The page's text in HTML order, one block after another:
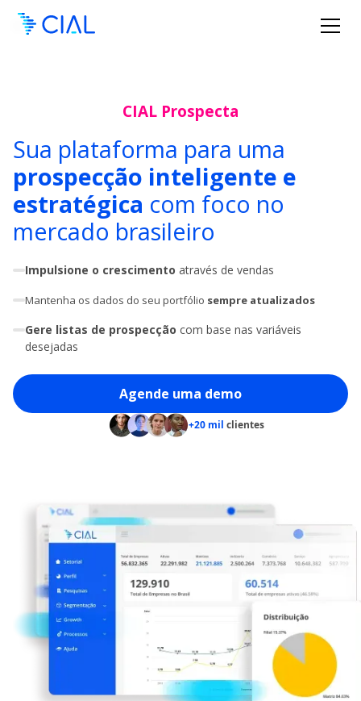
CIAL Prospecta
Sua plataforma para uma
prospecção inteligente e
estratégica com foco no
mercado brasileiro
Impulsione o crescimentoatravés de vendas
Mantenha os dados do seu portfólio sempre atualizados
Gere listas de prospecção com base nas variáveis
desejadas
Agende uma demo
+20 mil clientes